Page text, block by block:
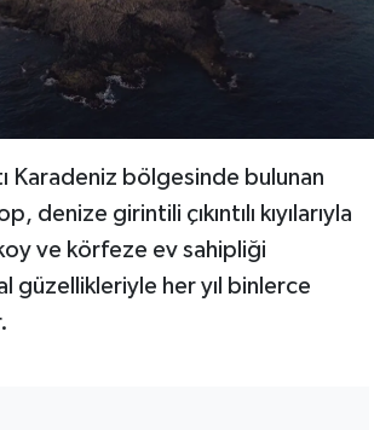
Karadeniz bölgesinde bulunan
denize girintili çıkıntılı kıyılarıyla
ve körfeze ev sahipliği
güzellikleriyle her yıl binlerce
Müftülüğü